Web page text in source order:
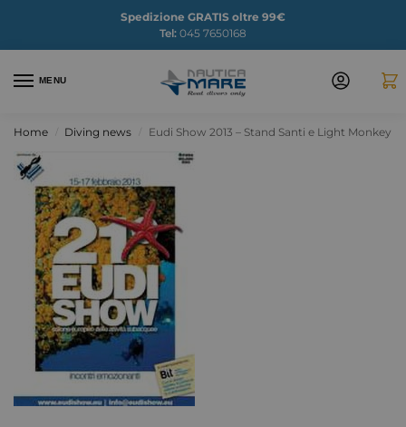
Spedizione GRATIS oltre 99€
Tel: 045 7650168
MENU
Home Diving news Eudi Show 2013 – Stand Santi e Light Monkey